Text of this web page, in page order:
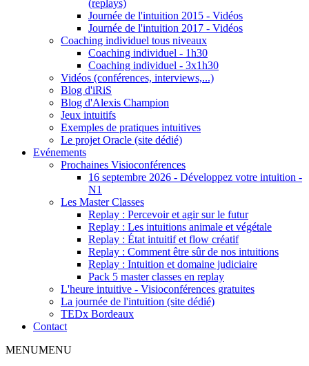
(replays)
Journée de l'intuition 2015 - Vidéos
Journée de l'intuition 2017 - Vidéos
Coaching individuel tous niveaux
Coaching individuel - 1h30
Coaching individuel - 3x1h30
Vidéos (conférences, interviews,...)
Blog d'iRiS
Blog d'Alexis Champion
Jeux intuitifs
Exemples de pratiques intuitives
Le projet Oracle (site dédié)
Evénements
Prochaines Visioconférences
16 septembre 2026 - Développez votre intuition -
N1
Les Master Classes
Replay : Percevoir et agir sur le futur
Replay : Les intuitions animale et végétale
Replay : État intuitif et flow créatif
Replay : Comment être sûr de nos intuitions
Replay : Intuition et domaine judiciaire
Pack 5 master classes en replay
L'heure intuitive - Visioconférences gratuites
La journée de l'intuition (site dédié)
TEDx Bordeaux
Contact
MENUMENU